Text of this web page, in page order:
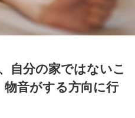
自分の家ではないこ
音がする方向に行